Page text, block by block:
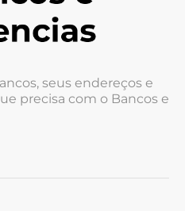
seus endereços e
precisa com o Bancos e